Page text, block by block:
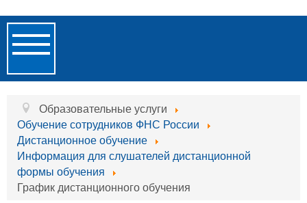
Toggle
Navigation
Главная
Об учреждении
Новости
Образовательные услуги
Образовательные услуги
Обучение сотрудников ФНС России
Дистанционное обучение
Информация для слушателей дистанционной
формы обучения
График дистанционного обучения